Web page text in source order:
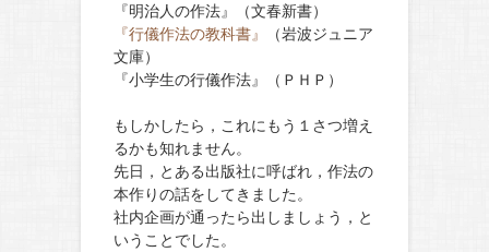
『明治人の作法』（文春新書）
『行儀作法の教科書』
（岩波ジュニア
文庫）
『小学生の行儀作法』（ＰＨＰ）
もしかしたら，これにもう１さつ増え
るかも知れません。
先日，とある出版社に呼ばれ，作法の
本作りの話をしてきました。
社内企画が通ったら出しましょう，と
いうことでした。